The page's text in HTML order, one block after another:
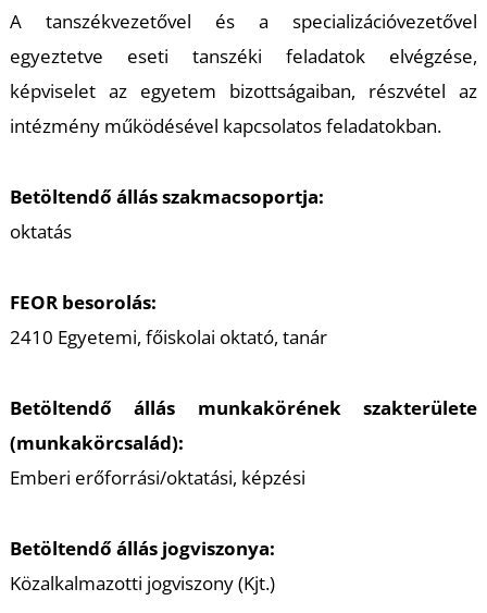
A tanszékvezetővel és a specializációvezetővel
egyeztetve eseti tanszéki feladatok elvégzése,
képviselet az egyetem bizottságaiban, részvétel az
intézmény működésével kapcsolatos feladatokban.
Betöltendő állás szakmacsoportja:
oktatás
FEOR besorolás:
2410 Egyetemi, főiskolai oktató, tanár
Betöltendő állás munkakörének szakterülete
(munkakörcsalád):
Emberi erőforrási/oktatási, képzési
Betöltendő állás jogviszonya:
Közalkalmazotti jogviszony (Kjt.)